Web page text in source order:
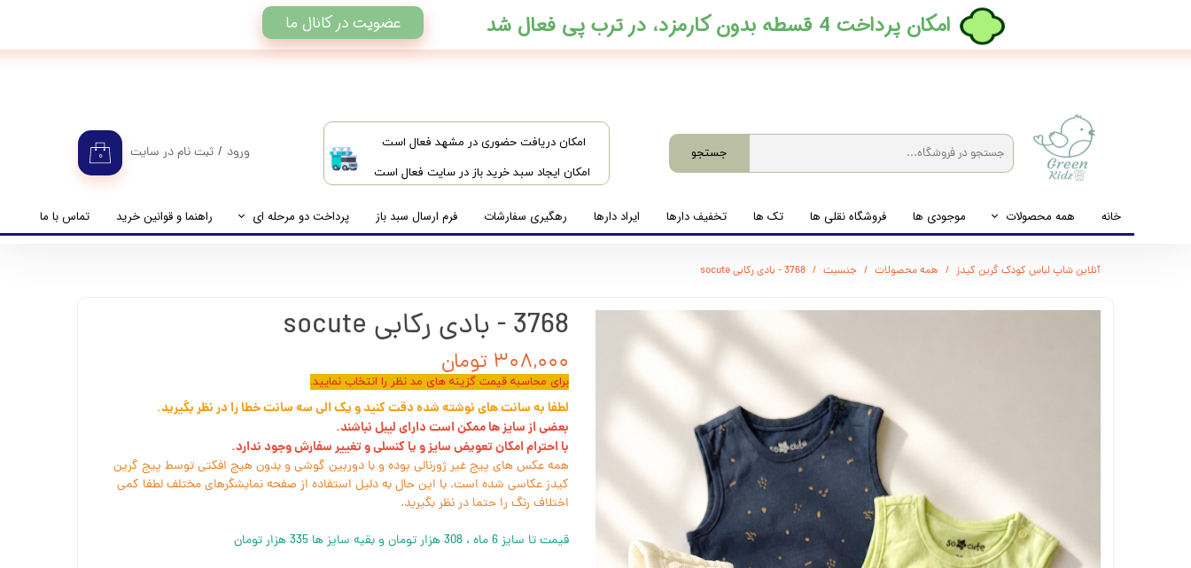
​امکان دریافت حضوری در مشهد فعال است
امکان ایجاد سبد خرید باز در سایت فعال است
جستجو ۰ ورود / ثبت نام در سایت
تغییر گذر واژه خانه همه محصولات
لباس نوزاد تا نوجوان
لوازم بهداشتی کودک (زیرانداز و دستمال مرطوب و ...)
موجودی ها فروشگاه نقلی ها تک ها تخفیف دارها ایراد دارها رهگیری سفارشات فرم ارسال سبد باز پرداخت دو مرحله ای راهنما و قوانین خرید تماس با ما
​امکان پرداخت 4 قسطه بدون کارمزد، در ترب پی فعال شد عضویت در کانال ما
آنلاین شاپ لباس کودک گرین کیدز همه محصولات جنسیت 3768 - بادی رکابی socute
3768 - بادی رکابی socute
۳۰۸,۰۰۰ تومان
برای محاسبه قیمت گزینه های مد نظر را انتخاب نمایید.
لطفا به سانت های نوشته شده دقت کنید و یک الی سه سانت خطا را در نظر بگیرید.
بعضی از سایز ها ممکن است دارای لیبل نباشند.
با احترام امکان تعویض سایز و یا کنسلی و تغییر سفارش وجود ندارد.
همه عکس های پیج غیر ژورنالی بوده و با دوربین گوشی و بدون هیچ افکتی توسط پیج گرین
کیدز عکاسی شده است. با این حال به دلیل استفاده از صفحه نمایشگرهای مختلف لطفا کمی
اختلاف رنگ را حتما در نظر بگیرید.
قیمت تا سایز 6 ماه ، 308 هزار تومان و بقیه سایز ها 335 هزار تومان